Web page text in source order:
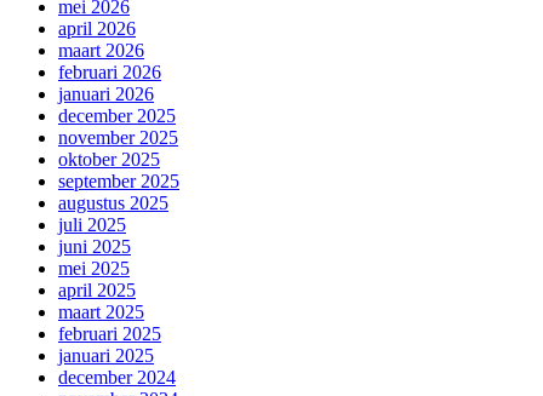
mei 2026
april 2026
maart 2026
februari 2026
januari 2026
december 2025
november 2025
oktober 2025
september 2025
augustus 2025
juli 2025
juni 2025
mei 2025
april 2025
maart 2025
februari 2025
januari 2025
december 2024